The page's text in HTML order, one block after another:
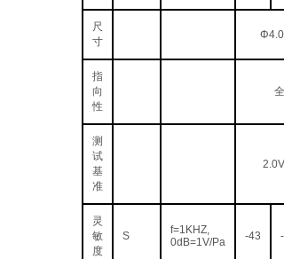
尺
寸
指
向
性
测
试
基
准
灵
敏
度
S
f=1KHZ,
0dB=1V/Pa
-43